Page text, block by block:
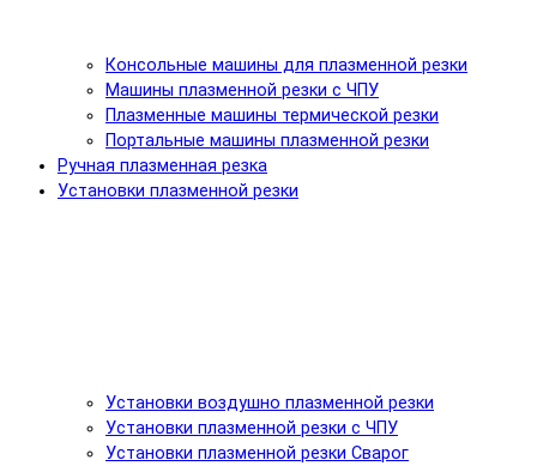
Консольные машины для плазменной резки
Машины плазменной резки с ЧПУ
Плазменные машины термической резки
Портальные машины плазменной резки
Ручная плазменная резка
Установки плазменной резки
Установки воздушно плазменной резки
Установки плазменной резки с ЧПУ
Установки плазменной резки Сварог